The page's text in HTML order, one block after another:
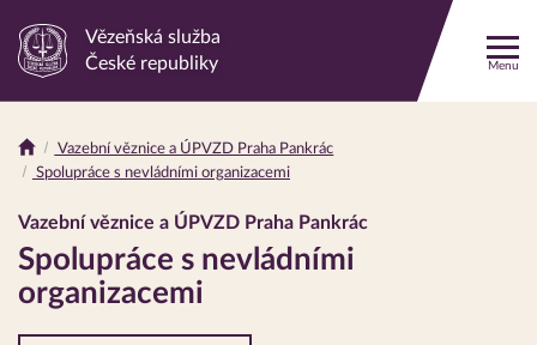
Odkaz
stránku
Vězeňská služba
České republiky
Menu
Drobečková
Vazební věznice a ÚPVZD Praha Pankrác
Spolupráce s nevládními organizacemi
Vazební věznice a ÚPVZD Praha Pankrác
Spolupráce s nevládními
organizacemi